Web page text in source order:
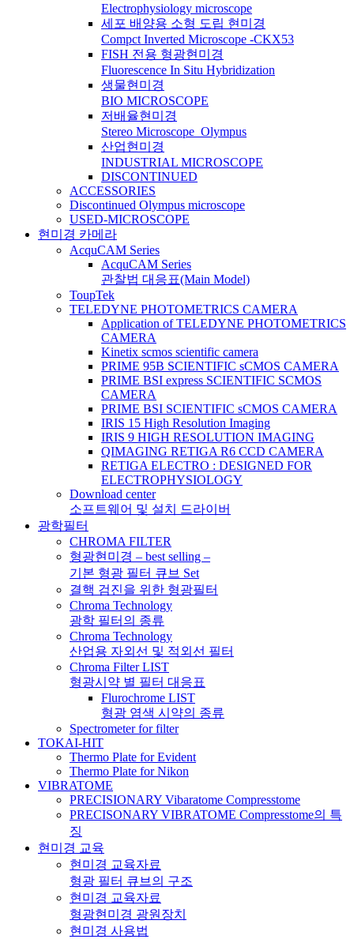
Electrophysiology microscope
세포 배양용 소형 도립 현미경
Compct Inverted Microscope -CKX53
FISH 전용 형광현미경
Fluorescence In Situ Hybridization
생물현미경
BIO MICROSCOPE
저배율현미경
Stereo Microscope_Olympus
산업현미경
INDUSTRIAL MICROSCOPE
DISCONTINUED
ACCESSORIES
Discontinued Olympus microscope
USED-MICROSCOPE
현미경 카메라
AcquCAM Series
AcquCAM Series
관찰법 대응표(Main Model)
ToupTek
TELEDYNE PHOTOMETRICS CAMERA
Application of TELEDYNE PHOTOMETRICS
CAMERA
Kinetix scmos scientific camera
PRIME 95B SCIENTIFIC sCMOS CAMERA
PRIME BSI express SCIENTIFIC SCMOS
CAMERA
PRIME BSI SCIENTIFIC sCMOS CAMERA
IRIS 15 High Resolution Imaging
IRIS 9 HIGH RESOLUTION IMAGING
QIMAGING RETIGA R6 CCD CAMERA
RETIGA ELECTRO : DESIGNED FOR
ELECTROPHYSIOLOGY
Download center
소프트웨어 및 설치 드라이버
광학필터
CHROMA FILTER
형광현미경 – best selling –
기본 형광 필터 큐브 Set
결핵 검진을 위한 형광필터
Chroma Technology
광학 필터의 종류
Chroma Technology
산업용 자외선 및 적외선 필터
Chroma Filter LIST
형광시약 별 필터 대응표
Flurochrome LIST
형광 염색 시약의 종류
Spectrometer for filter
TOKAI-HIT
Thermo Plate for Evident
Thermo Plate for Nikon
VIBRATOME
PRECISIONARY Vibaratome Compresstome
PRECISONARY VIBRATOME Compresstome의 특
징
현미경 교육
현미경 교육자료
형광 필터 큐브의 구조
현미경 교육자료
형광현미경 광원장치
현미경 사용법